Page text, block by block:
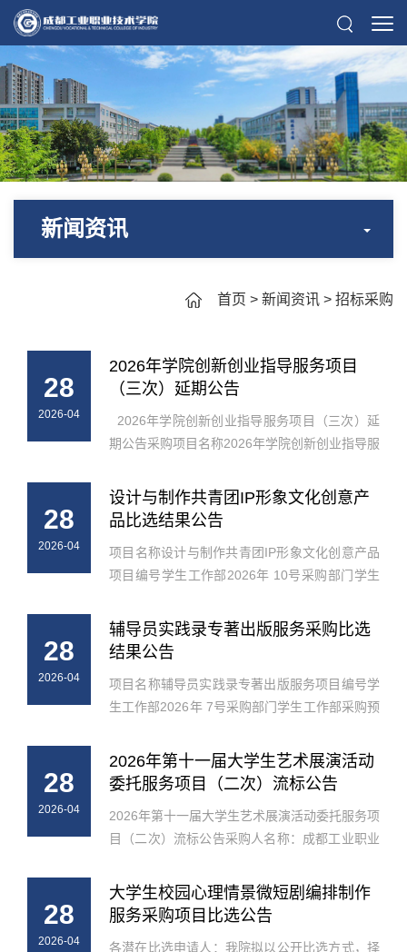
新闻资讯
首页 > 新闻资讯 > 招标采购
28
2026-04
2026年学院创新创业指导服务项目
（三次）延期公告
2026年学院创新创业指导服务项目（三次）延
期公告采购项目名称2026年学院创新创业指导服
CGZY2026-0008采购方式竞争性磋商公告类型
磋商公告原公告类型采购公告原公告发布时...
28
2026-04
设计与制作共青团IP形象文化创意产
品比选结果公告
项目名称设计与制作共青团IP形象文化创意产品
项目编号学生工作部2026年 10号采购部门学生
元比选过程比选小组评审开始时间2026年4月28
日 09:30比选小组评审结束时间 ...
28
2026-04
辅导员实践录专著出版服务采购比选
结果公告
项目名称辅导员实践录专著出版服务项目编号学
生工作部2026年 7号采购部门学生工作部采购预
间2026年4月27日 14:30比选小组评审结束时间
2026年4月27日16:00成交候选人排...
28
2026-04
2026年第十一届大学生艺术展演活动
委托服务项目（二次）流标公告
2026年第十一届大学生艺术展演活动委托服务项
目（二次）流标公告采购人名称：成都工业职业
展演活动委托服务项目（二次）项目采购编号：
CGZY2026-0005公告日期：2026年...
28
2026-04
大学生校园心理情景微短剧编排制作
服务采购项目比选公告
各潜在比选申请人：我院拟以公开比选方式，择